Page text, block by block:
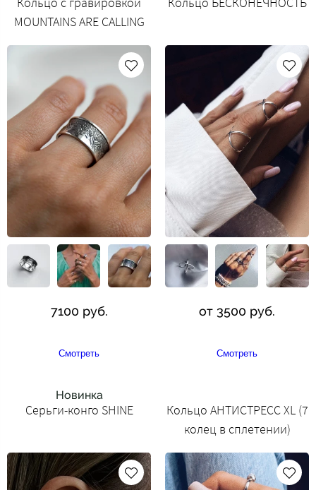
MOUNTAINS ARE CALLING
7100 руб.
Смотреть
от 3500 руб.
Смотреть
Новинка
Серьги-конго SHINE
Кольцо АНТИСТРЕСС XL (7
колец в сплетении)